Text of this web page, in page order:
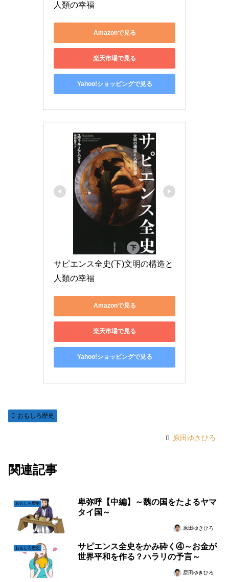
人類の幸福
Amazonで見る
楽天市場で見る
Yahoo!ショッピングで見る
サピエンス全史(下)文明の構造と
人類の幸福
Amazonで見る
楽天市場で見る
Yahoo!ショッピングで見る
おもしろ歴史
原田ゆきひろ
関連記事
おもしろ歴史
卑弥呼【中編】～魏の国をたよるヤマ
タイ国～
原田ゆきひろ
おもしろ歴史
サピエンス全史をかみ砕く④～お金が
世界平和を作る？ハラリの予言～
原田ゆきひろ